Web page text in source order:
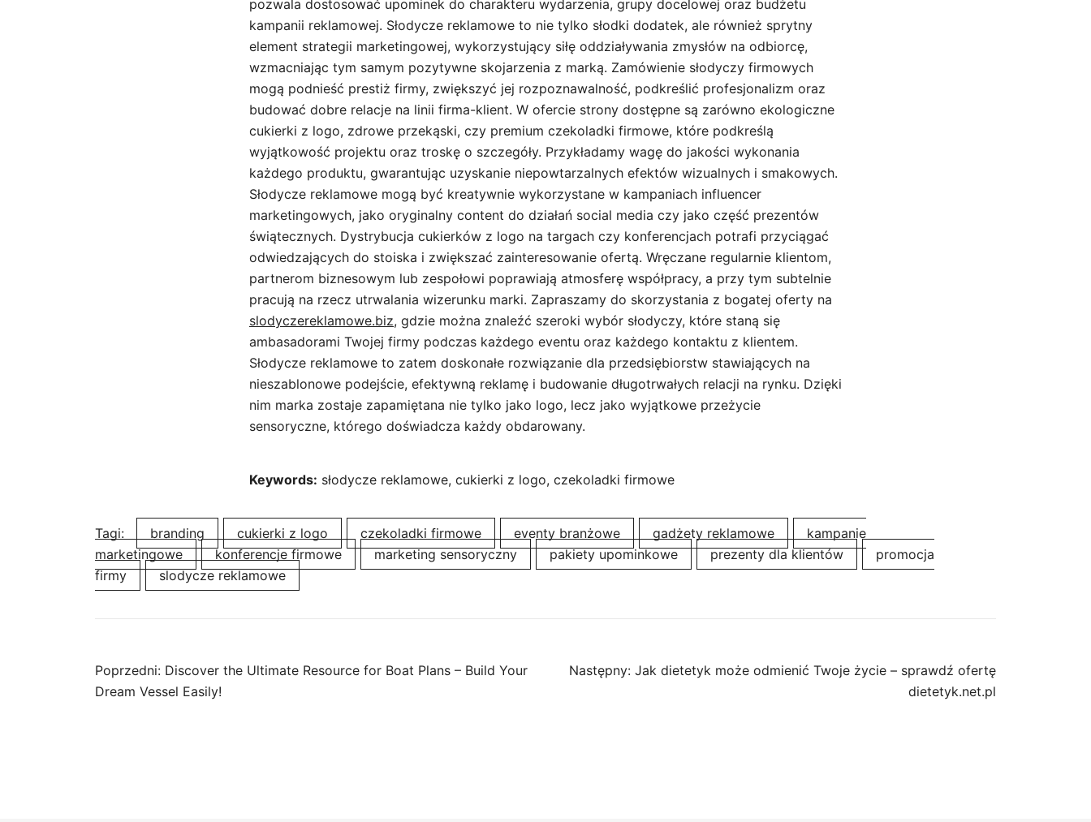
pozwala dostosować upominek do charakteru wydarzenia, grupy docelowej oraz budżetu
kampanii reklamowej. Słodycze reklamowe to nie tylko słodki dodatek, ale również sprytny
element strategii marketingowej, wykorzystujący siłę oddziaływania zmysłów na odbiorcę,
wzmacniając tym samym pozytywne skojarzenia z marką. Zamówienie słodyczy firmowych
mogą podnieść prestiż firmy, zwiększyć jej rozpoznawalność, podkreślić profesjonalizm oraz
budować dobre relacje na linii firma-klient. W ofercie strony dostępne są zarówno ekologiczne
cukierki z logo, zdrowe przekąski, czy premium czekoladki firmowe, które podkreślą
wyjątkowość projektu oraz troskę o szczegóły. Przykładamy wagę do jakości wykonania
każdego produktu, gwarantując uzyskanie niepowtarzalnych efektów wizualnych i smakowych.
Słodycze reklamowe mogą być kreatywnie wykorzystane w kampaniach influencer
marketingowych, jako oryginalny content do działań social media czy jako część prezentów
świątecznych. Dystrybucja cukierków z logo na targach czy konferencjach potrafi przyciągać
odwiedzających do stoiska i zwiększać zainteresowanie ofertą. Wręczane regularnie klientom,
partnerom biznesowym lub zespołowi poprawiają atmosferę współpracy, a przy tym subtelnie
pracują na rzecz utrwalania wizerunku marki. Zapraszamy do skorzystania z bogatej oferty na
slodyczereklamowe.biz, gdzie można znaleźć szeroki wybór słodyczy, które staną się
ambasadorami Twojej firmy podczas każdego eventu oraz każdego kontaktu z klientem.
Słodycze reklamowe to zatem doskonałe rozwiązanie dla przedsiębiorstw stawiających na
nieszablonowe podejście, efektywną reklamę i budowanie długotrwałych relacji na rynku. Dzięki
nim marka zostaje zapamiętana nie tylko jako logo, lecz jako wyjątkowe przeżycie
sensoryczne, którego doświadcza każdy obdarowany.
Keywords: słodycze reklamowe, cukierki z logo, czekoladki firmowe
Tagi: branding cukierki z logo czekoladki firmowe eventy branżowe gadżety reklamowe
kampanie
marketingowe
konferencje firmowe marketing sensoryczny pakiety upominkowe prezenty dla klientów
promocja
firmy
slodycze reklamowe
Nawigacja
Poprzedni: Discover the Ultimate Resource for Boat Plans – Build Your
Dream Vessel Easily!
Następny: Jak dietetyk może odmienić Twoje życie – sprawdź ofertę
dietetyk.net.pl